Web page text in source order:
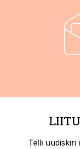
Telli uudiskiri